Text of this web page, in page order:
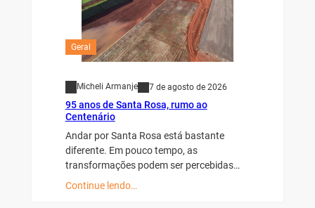
Geral
Micheli Armanje 7 de agosto de 2026
95 anos de Santa Rosa, rumo ao
Centenário
Andar por Santa Rosa está bastante
diferente. Em pouco tempo, as
transformações podem ser percebidas…
Continue lendo…